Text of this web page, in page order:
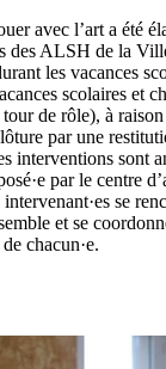
avec l’art a été
des ALSH de la
les vacances
scolaires et
de rôle), à
par une
interventions sont
par le centre
se
et se
chacun·e.